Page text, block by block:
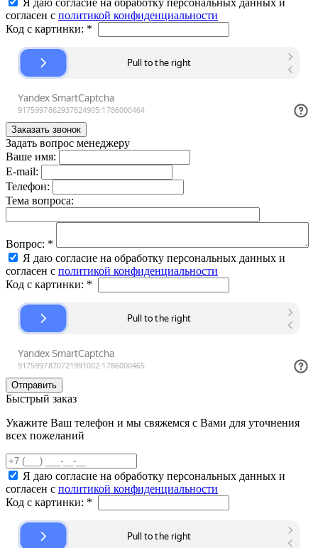
Я даю согласие на обработку персональных данных и
согласен с политикой конфиденциальности
Код с картинки: *
Задать вопрос менеджеру
Ваше имя:
E-mail:
Телефон:
Тема вопроса:
Вопрос: *
Я даю согласие на обработку персональных данных и
согласен с политикой конфиденциальности
Код с картинки: *
Быстрый заказ
Укажите Ваш телефон и мы свяжемся с Вами для уточнения
всех пожеланий
Я даю согласие на обработку персональных данных и
согласен с политикой конфиденциальности
Код с картинки: *